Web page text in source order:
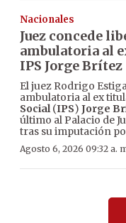
Nacionales
Juez concede
ambulatoria al
IPS Jorge Brítez
El juez Rodrigo
ambulatoria al ex
Social(IPS) Jorge
último al Palacio de
tras su imputación
Agosto 6, 2026 09:32 a.